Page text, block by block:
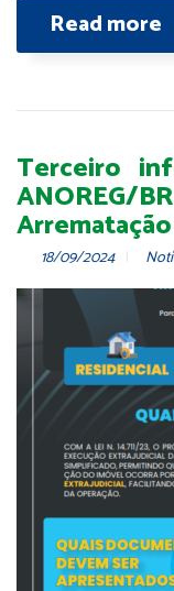
Read more
Terceiro
ANOREG/
18/09/2024